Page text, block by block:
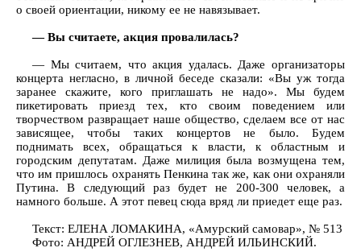
о своей ориентации, никому ее не навязывает.
— Вы считаете, акция провалилась?
— Мы считаем, что акция удалась. Даже организаторы
концерта негласно, в личной беседе сказали: «Вы уж тогда
заранее скажите, кого приглашать не надо». Мы будем
пикетировать приезд тех, кто своим поведением или
творчеством развращает наше общество, сделаем все от нас
зависящее, чтобы таких концертов не было. Будем
поднимать всех, обращаться к власти, к областным и
городским депутатам. Даже милиция была возмущена тем,
что им пришлось охранять Пенкина так же, как они охраняли
Путина. В следующий раз будет не 200-300 человек, а
намного больше. А этот певец сюда вряд ли приедет еще раз.
Текст: ЕЛЕНА ЛОМАКИНА, «Амурский самовар», № 513
Фото: АНДРЕЙ ОГЛЕЗНЕВ, АНДРЕЙ ИЛЬИНСКИЙ.